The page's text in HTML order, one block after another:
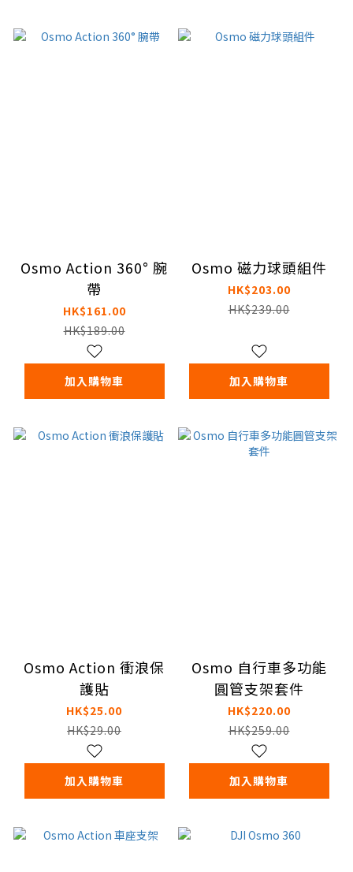
Osmo Action 360° 腕
帶
HK$161.00
HK$189.00
加入購物車
Osmo 磁力球頭組件
HK$203.00
HK$239.00
加入購物車
Osmo Action 衝浪保
護貼
HK$25.00
HK$29.00
加入購物車
Osmo 自行車多功能
圓管支架套件
HK$220.00
HK$259.00
加入購物車